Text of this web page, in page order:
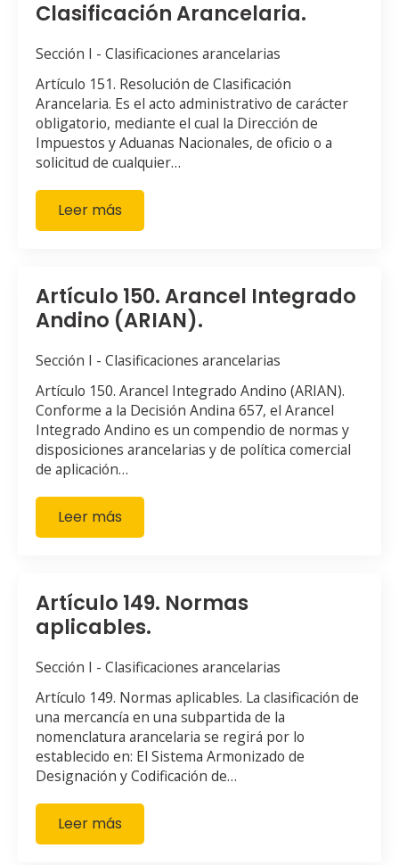
Clasificación Arancelaria.
Sección I - Clasificaciones arancelarias
Artículo 151. Resolución de Clasificación
Arancelaria. Es el acto administrativo de carácter
obligatorio, mediante el cual la Dirección de
Impuestos y Aduanas Nacionales, de oficio o a
solicitud de cualquier…
Leer más
Artículo 150. Arancel Integrado
Andino (ARIAN).
Sección I - Clasificaciones arancelarias
Artículo 150. Arancel Integrado Andino (ARIAN).
Conforme a la Decisión Andina 657, el Arancel
Integrado Andino es un compendio de normas y
disposiciones arancelarias y de política comercial
de aplicación…
Leer más
Artículo 149. Normas
aplicables.
Sección I - Clasificaciones arancelarias
Artículo 149. Normas aplicables. La clasificación de
una mercancía en una subpartida de la
nomenclatura arancelaria se regirá por lo
establecido en: El Sistema Armonizado de
Designación y Codificación de…
Leer más